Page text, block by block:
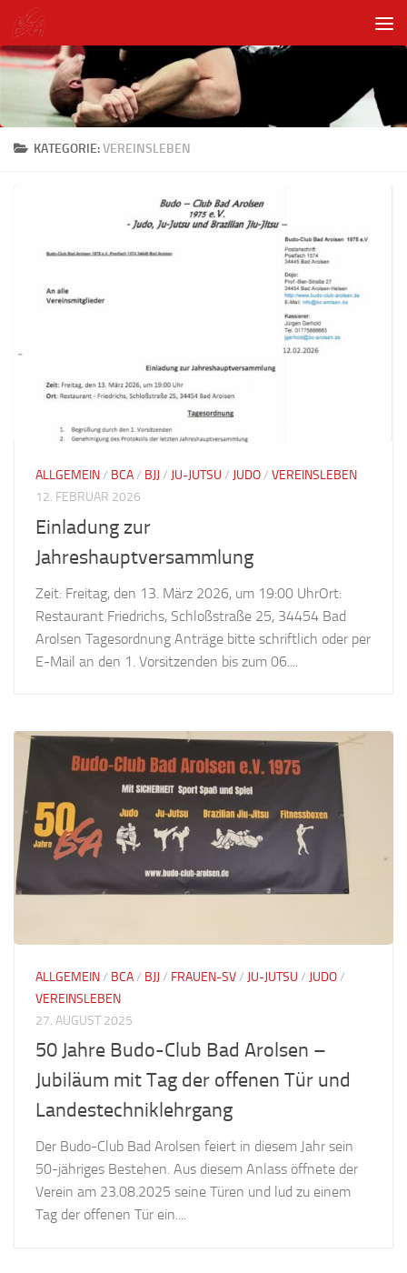
Unter dem Inhalt
KATEGORIE:VEREINSLEBEN
ALLGEMEIN/ BCA/ BJJ / JU-JUTSU / JUDO/ VEREINSLEBEN
12. FEBRUAR 2026
Einladung zur
Jahreshauptversammlung
Zeit: Freitag, den 13. März 2026, um 19:00 UhrOrt:
Restaurant Friedrichs, Schloßstraße 25, 34454 Bad
Arolsen Tagesordnung Anträge bitte schriftlich oder per
E-Mail an den 1. Vorsitzenden bis zum 06....
ALLGEMEIN/ BCA/ BJJ / FRAUEN-SV/ JU-JUTSU / JUDO/
VEREINSLEBEN
27. AUGUST 2025
50 Jahre Budo-Club Bad Arolsen –
Jubiläum mit Tag der offenen Tür und
Landestechniklehrgang
Der Budo-Club Bad Arolsen feiert in diesem Jahr sein
50-jähriges Bestehen. Aus diesem Anlass öffnete der
Verein am 23.08.2025 seine Türen und lud zu einem
Tag der offenen Tür ein....